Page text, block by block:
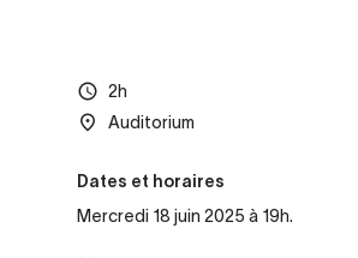
2h
Auditorium
Dates et horaires
Mercredi 18 juin 2025 à 19h.